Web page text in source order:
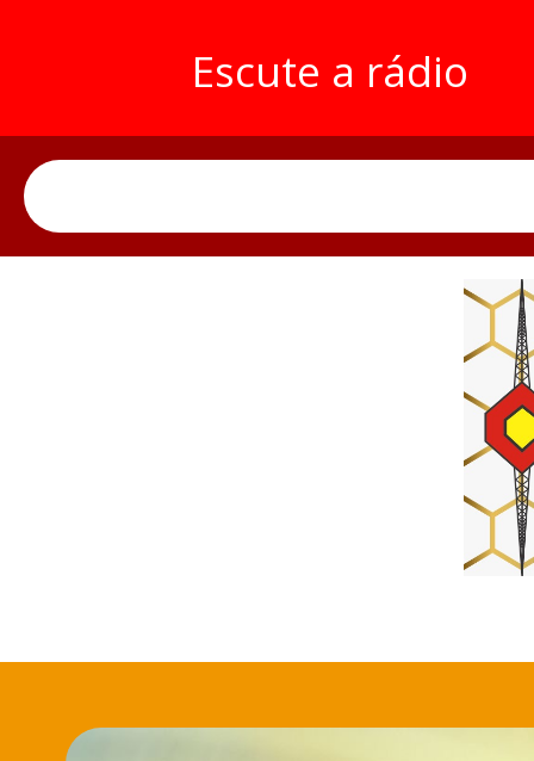
Escute a rádio